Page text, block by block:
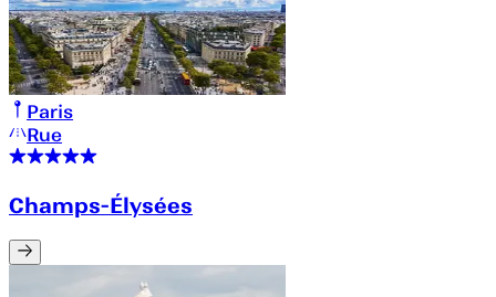
Paris
Rue
Champs-Élysées